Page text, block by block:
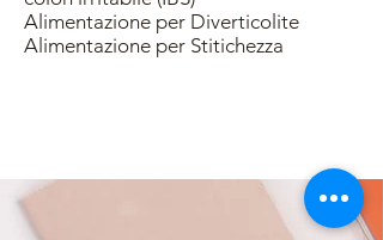
Alimentazione per Diverticolite
Alimentazione per Stitichezza